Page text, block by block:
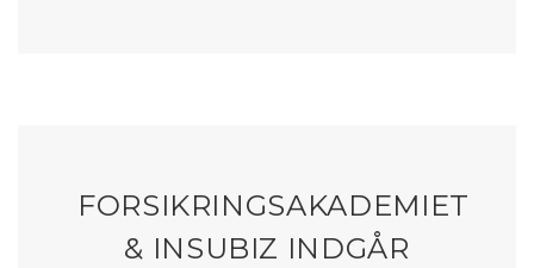
FORSIKRINGSAKADEMIET
& INSUBIZ INDGÅR